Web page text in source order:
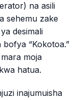
na asili
sehemu zake
desimali
“Kokotoa.”
moja
hatua.
inajumuisha